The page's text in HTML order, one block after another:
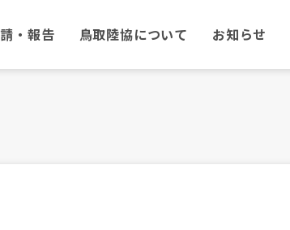
・報告 鳥取陸協について お知らせ